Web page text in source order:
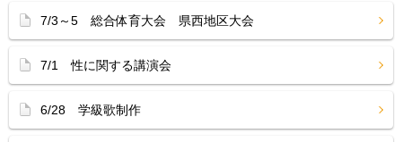
7/3～5 総合体育大会 県西地区大会
7/1 性に関する講演会
6/28 学級歌制作